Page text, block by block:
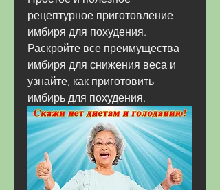
рецептурное приготовление
имбиря для похудения.
Раскройте все преимущества
имбиря для снижения веса и
узнайте, как приготовить
имбирь для похудения.